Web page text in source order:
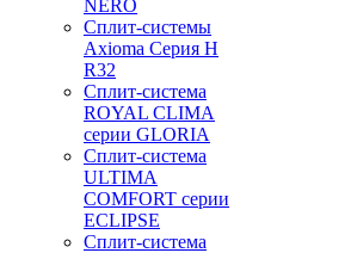
NERO
Сплит-системы
Axioma Серия H
R32
Сплит-система
ROYAL CLIMA
серии GLORIA
Сплит-система
ULTIMA
COMFORT серии
ECLIPSE
Сплит-система